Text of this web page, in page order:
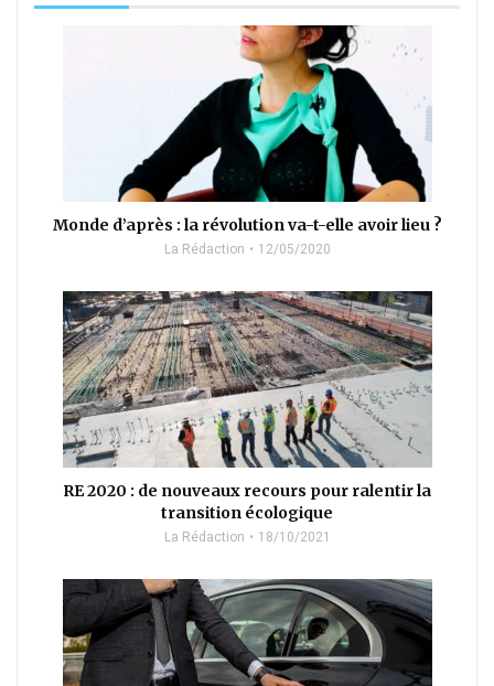
Monde d’après : la révolution va-t-elle avoir lieu ?
La Rédaction 12/05/2020
RE 2020 : de nouveaux recours pour ralentir la
transition écologique
La Rédaction 18/10/2021